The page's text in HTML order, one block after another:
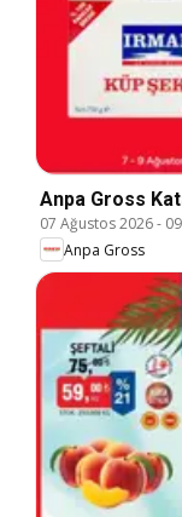
Anpa Gross
07 Ağustos 2026-
Anpa Gross